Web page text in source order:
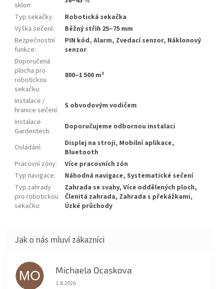
sklon:
Typ sekačky:
Robotická sekačka
Výška sečení:
Běžný střih 25–75 mm
Bezpečnostní
funkce:
PIN kód, Alarm, Zvedací senzor, Náklonový
senzor
Doporučená
plocha pro
robotickou
sekačku:
800–1 500 m²
Instalace /
hranice sečení:
S obvodovým vodičem
Instalace
Gardentech: Doporučujeme odbornou instalaci
Ovládání:
Displej na stroji, Mobilní aplikace,
Bluetooth
Pracovní zóny:
Více pracovních zón
Typ navigace:
Náhodná navigace, Systematické sečení
Typ zahrady
pro robotickou
sekačku:
Zahrada se svahy, Více oddělených ploch,
Členitá zahrada, Zahrada s překážkami,
Úzké průchody
MO Michaela Ocaskova
Hodnocení obchodu je 5 z 5 hvězdiček.
1.8.2026